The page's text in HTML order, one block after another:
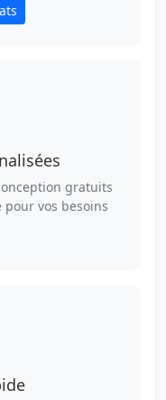
gratuits
vos besoins